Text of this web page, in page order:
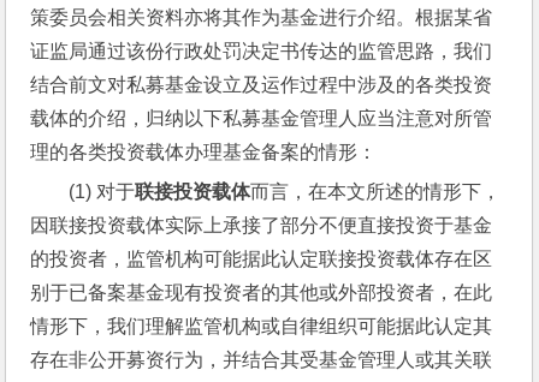
策委员会相关资料亦将其作为基金进行介绍。根据某省
证监局通过该份行政处罚决定书传达的监管思路，我们
结合前文对私募基金设立及运作过程中涉及的各类投资
载体的介绍，归纳以下私募基金管理人应当注意对所管
理的各类投资载体办理基金备案的情形：
(1) 对于联接投资载体而言，在本文所述的情形下，
因联接投资载体实际上承接了部分不便直接投资于基金
的投资者，监管机构可能据此认定联接投资载体存在区
别于已备案基金现有投资者的其他或外部投资者，在此
情形下，我们理解监管机构或自律组织可能据此认定其
存在非公开募资行为，并结合其受基金管理人或其关联